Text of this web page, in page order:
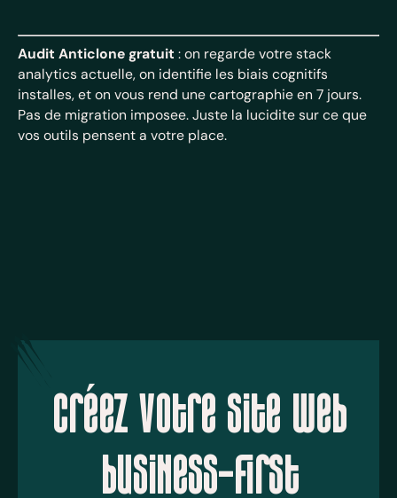
Audit Anticlone gratuit : on regarde votre stack
analytics actuelle, on identifie les biais cognitifs
installes, et on vous rend une cartographie en 7 jours.
Pas de migration imposee. Juste la lucidite sur ce que
vos outils pensent a votre place.
Créez votre site web
business-first